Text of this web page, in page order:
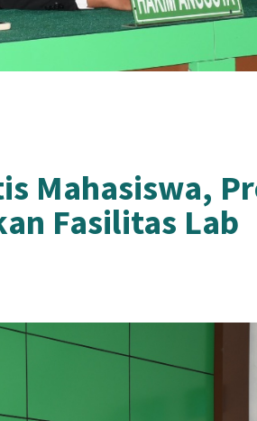
Mahasiswa,
Fasilitas Lab